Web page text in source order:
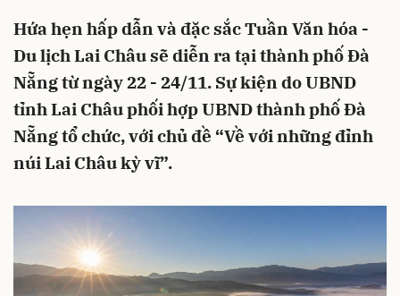
Hứa hẹn hấp dẫn và đặc sắc Tuần Văn hóa -
Du lịch Lai Châu sẽ diễn ra tại thành phố Đà
Nẵng từ ngày 22 - 24/11. Sự kiện do UBND
tỉnh Lai Châu phối hợp UBND thành phố Đà
Nẵng tổ chức, với chủ đề “Về với những đỉnh
núi Lai Châu kỳ vĩ”.